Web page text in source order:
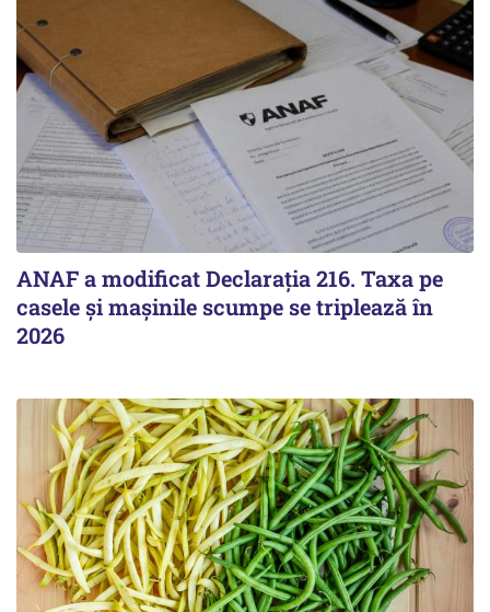
ANAF a modificat Declarația 216. Taxa pe
casele și mașinile scumpe se triplează în
2026